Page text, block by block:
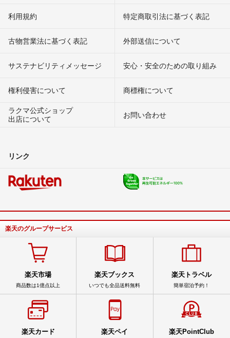
利用規約 特定商取引法に基づく表記
古物営業法に基づく表記 外部送信について
サステナビリティメッセージ 安心・安全のための取り組み
権利侵害について
商標権について
ラクマ公式ショップ
出店について
お問い合わせ
リンク
楽天のグループサービス
楽天市場
商品数は1億点以上
楽天ブックス
いつでも全品送料無料
楽天トラベル
簡単宿泊予約！
楽天カード 楽天ペイ 楽天PointClub